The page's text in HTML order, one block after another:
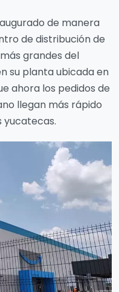
de manera
de distribución de
grandes del
su planta ubicada en
ahora los pedidos de
llegan más rápido
yucatecas.